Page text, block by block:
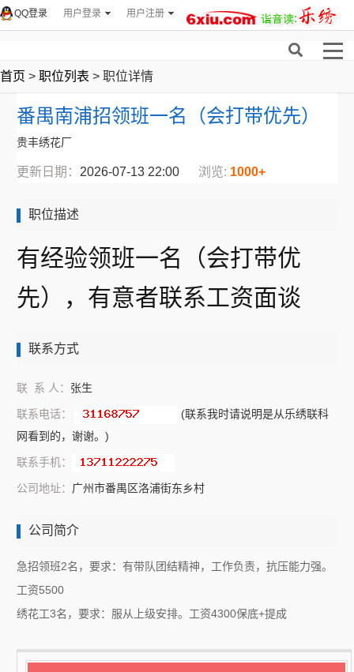
用户登录 用户注册
QQ登录
首页 > 职位列表 > 职位详情
番禺南浦招领班一名（会打带优先）
贵丰绣花厂
更新日期： 2026-07-13 22:00 浏览: 1000+
职位描述
有经验领班一名（会打带优
先），有意者联系工资面谈
联系方式
联 系 人： 张生
联系电话：
(联系我时请说明是从乐绣联科
网看到的，谢谢。)
联系手机：
公司地址： 广州市番禺区洛浦街东乡村
公司简介
急招领班2名，要求：有带队团结精神，工作负责，抗压能力强。
工资5500
绣花工3名，要求：服从上级安排。工资4300保底+提成